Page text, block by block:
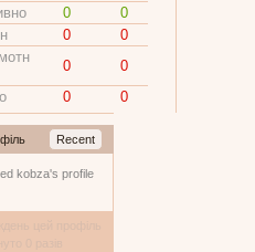
0
0
0
0
0
0
0
0
Recent
kobza's profile